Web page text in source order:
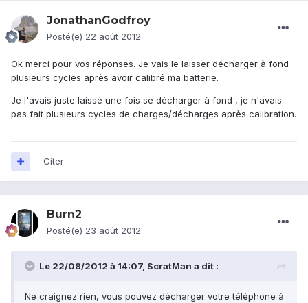
JonathanGodfroy
Posté(e) 22 août 2012
Ok merci pour vos réponses. Je vais le laisser décharger à fond
plusieurs cycles après avoir calibré ma batterie.
Je l'avais juste laissé une fois se décharger à fond , je n'avais
pas fait plusieurs cycles de charges/décharges après calibration.
Citer
Burn2
Posté(e) 23 août 2012
Le 22/08/2012 à 14:07, ScratMan a dit :
Ne craignez rien, vous pouvez décharger votre téléphone à